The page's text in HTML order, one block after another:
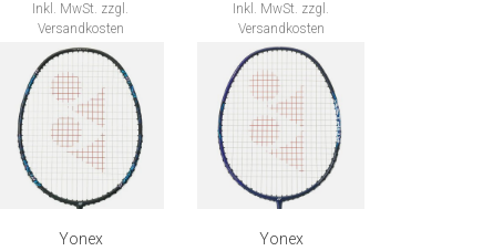
Inkl. MwSt. zzgl.
Versandkosten
Inkl. MwSt. zzgl.
Versandkosten
Yonex Yonex